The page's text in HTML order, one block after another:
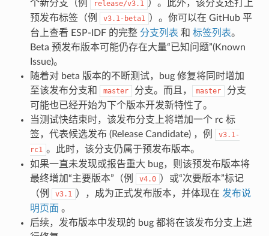
个新分支（例 release/v3.1 ）。此外，该分支还打上
预发布标签（例
v3.1-beta1 ）。你可以在 GitHub 平
台上查看 ESP-IDF 的完整 分支列表 和 标签列表。
Beta 预发布版本可能仍存在大量“已知问题”(Known
Issue)。
随着对 beta 版本的不断测试，bug 修复将同时增加
至该发布分支和
master 分支。而且， master
分支
可能也已经开始为下个版本开发新特性了。
当测试快结束时，该发布分支上将增加一个 rc 标
签，代表候选发布 (Release Candidate) ，例
v3.1-
rc1 。此时，该分支仍属于预发布版本。
如果一直未发现或报告重大 bug，则该预发布版本将
最终增加“主要版本”（例
v4.0 ）或“次要版本”标记
（例
v3.1 ），成为正式发布版本，并体现在 发布说
明页面 。
后续，发布版本中发现的 bug 都将在该发布分支上进